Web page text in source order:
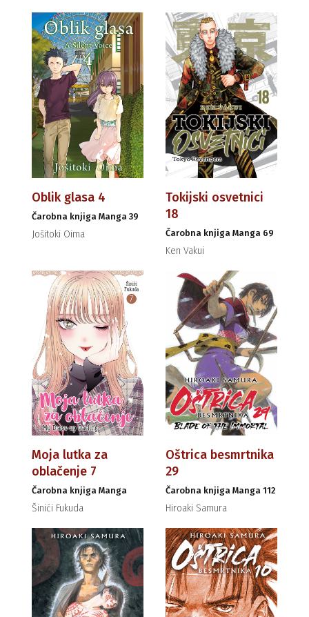
Oblik glasa 4
Čarobna knjiga Manga 39
Jošitoki Oima
Tokijski osvetnici
18
Čarobna knjiga Manga 69
Ken Vakui
Moja lutka za
oblačenje 7
Čarobna knjiga Manga
Šinići Fukuda
Oštrica besmrtnika
29
Čarobna knjiga Manga 112
Hiroaki Samura